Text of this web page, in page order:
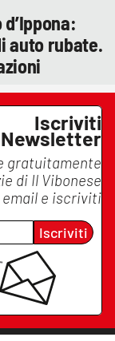
auto rubate.
Iscriviti
gratuitamente
di Il Vibonese
e iscriviti
Iscriviti